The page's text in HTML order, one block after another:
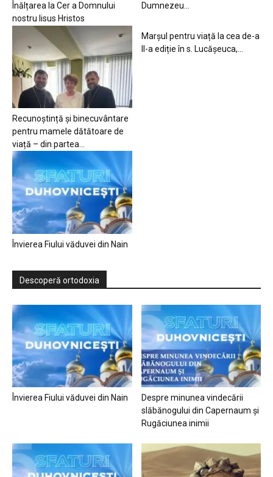
Înălțarea la Cer a Domnului
nostru Iisus Hristos
Dumnezeu…
Recunoștință și binecuvântare
pentru mamele dătătoare de
viață – din partea...
Marșul pentru viață la cea de-a
II-a ediție în s. Lucășeuca,...
Învierea Fiului văduvei din Nain
Descoperă ortodoxia
Învierea Fiului văduvei din Nain
Despre minunea vindecării
slăbănogului din Capernaum și
Rugăciunea inimii